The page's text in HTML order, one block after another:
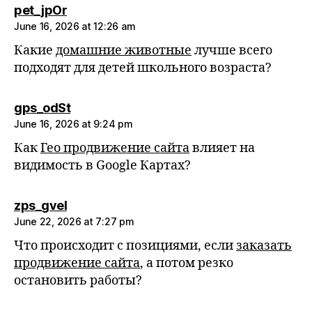
pet_jpOrsays:
June 16, 2026 at 12:26 am
Какие домашние животные лучше всего
подходят для детей школьного возраста?
gps_odStsays:
June 16, 2026 at 9:24 pm
КакГео продвижение сайтавлияет на
видимость в Google Картах?
zps_gvelsays:
June 22, 2026 at 7:27 pm
Что происходит с позициями, еслизаказать
продвижение сайта, а потом резко
остановить работы?